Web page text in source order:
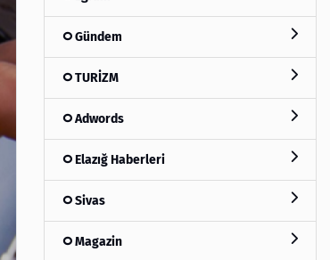
Gündem
TURİZM
Adwords
Elazığ Haberleri
Sivas
Magazin